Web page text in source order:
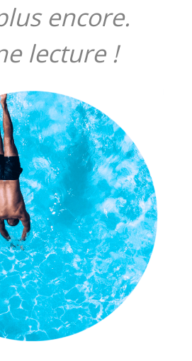
encore.
lecture !